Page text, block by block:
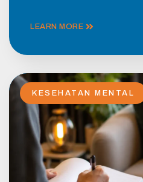
LEARN MORE
KESEHATAN MENTAL